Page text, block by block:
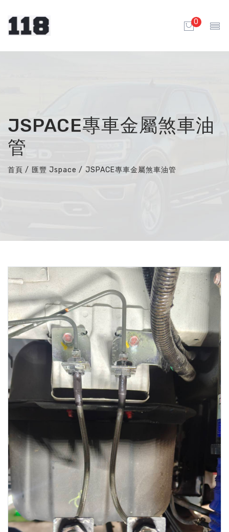
0
JSPACE專車金屬煞車油
管
首頁 / 匯豐 Jspace / JSPACE專車金屬煞車油管